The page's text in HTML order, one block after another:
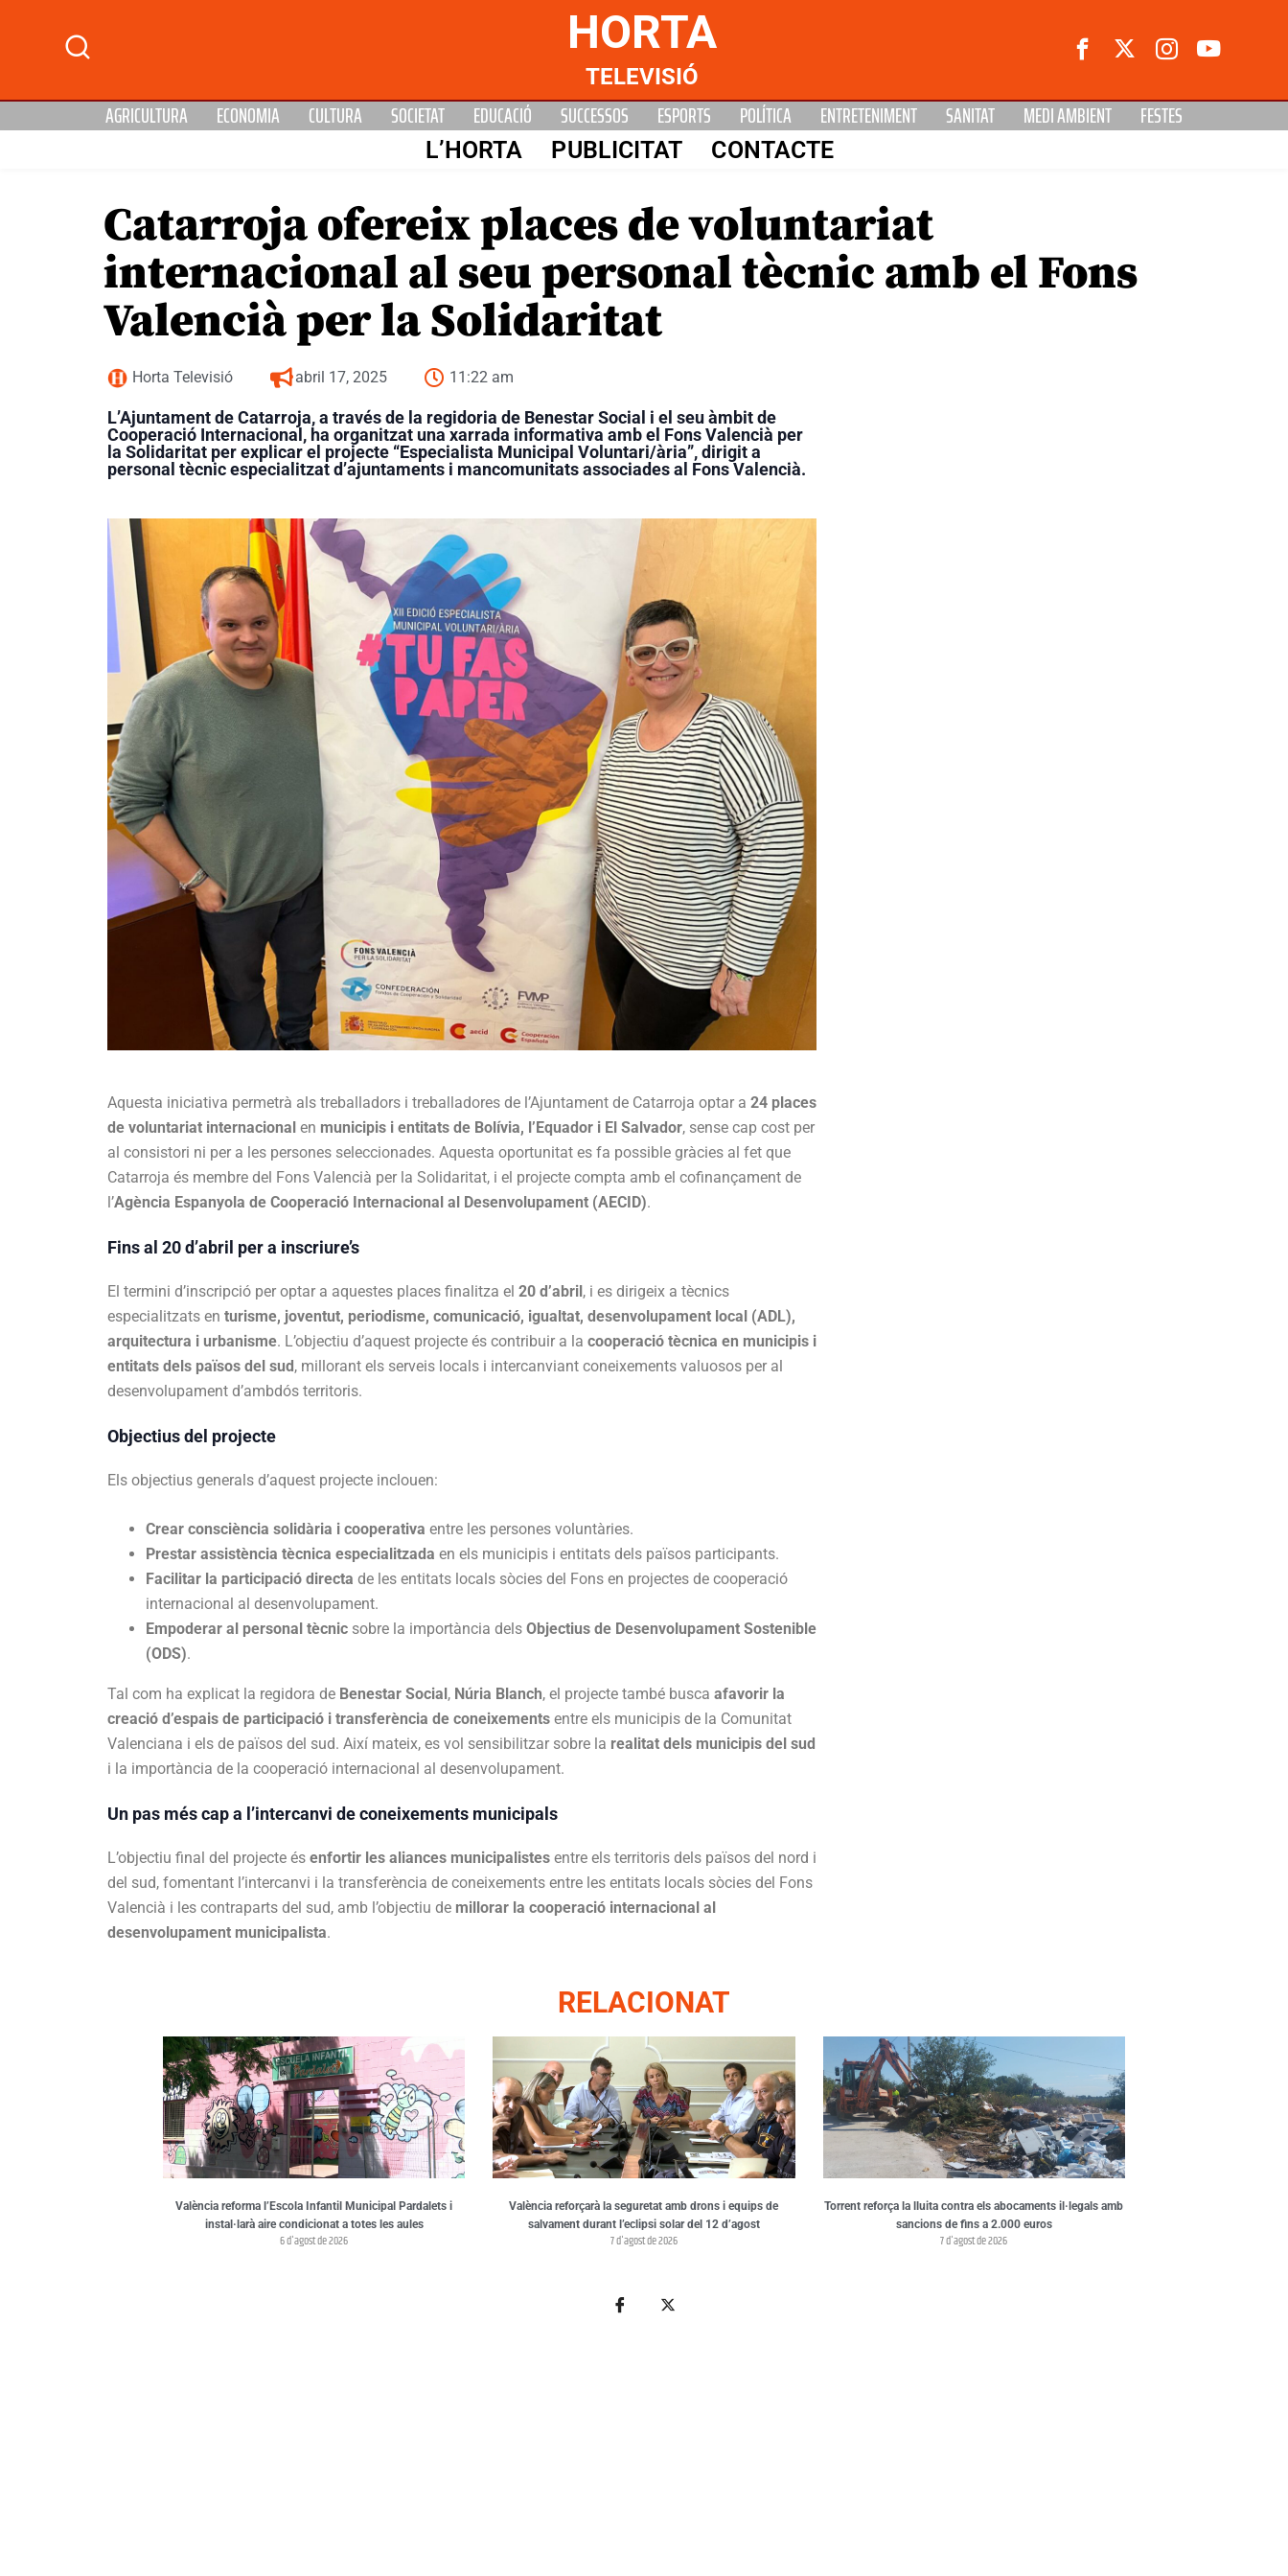
HORTA
TELEVISIÓ
AGRICULTURA ECONOMIA CULTURA SOCIETAT EDUCACIÓ SUCCESSOS ESPORTS POLÍTICA ENTRETENIMENT SANITAT MEDI AMBIENT FESTES
L’HORTA PUBLICITAT CONTACTE
Catarroja ofereix places de voluntariat
internacional al seu personal tècnic amb el Fons
Valencià per la Solidaritat
Horta Televisió abril 17, 2025 11:22 am
L’Ajuntament de Catarroja, a través de la regidoria de Benestar Social i el seu àmbit de
Cooperació Internacional, ha organitzat una xarrada informativa amb el Fons Valencià per
la Solidaritat per explicar el projecte “Especialista Municipal Voluntari/ària”, dirigit a
personal tècnic especialitzat d’ajuntaments i mancomunitats associades al Fons Valencià.
Aquesta iniciativa permetrà als treballadors i treballadores de l’Ajuntament de Catarroja optar a 24 places
de voluntariat internacional en municipis i entitats de Bolívia, l’Equador i El Salvador, sense cap cost per
al consistori ni per a les persones seleccionades. Aquesta oportunitat es fa possible gràcies al fet que
Catarroja és membre del Fons Valencià per la Solidaritat, i el projecte compta amb el cofinançament de
l’Agència Espanyola de Cooperació Internacional al Desenvolupament (AECID).
Fins al 20 d’abril per a inscriure’s
El termini d’inscripció per optar a aquestes places finalitza el 20 d’abril, i es dirigeix a tècnics
especialitzats en turisme, joventut, periodisme, comunicació, igualtat, desenvolupament local (ADL),
arquitectura i urbanisme. L’objectiu d’aquest projecte és contribuir a la cooperació tècnica en municipis i
entitats dels països del sud, millorant els serveis locals i intercanviant coneixements valuosos per al
desenvolupament d’ambdós territoris.
Objectius del projecte
Els objectius generals d’aquest projecte inclouen:
Crear consciència solidària i cooperativa entre les persones voluntàries.
Prestar assistència tècnica especialitzada en els municipis i entitats dels països participants.
Facilitar la participació directa de les entitats locals sòcies del Fons en projectes de cooperació
internacional al desenvolupament.
Empoderar al personal tècnic sobre la importància dels Objectius de Desenvolupament Sostenible
(ODS).
Tal com ha explicat la regidora de Benestar Social, Núria Blanch, el projecte també busca afavorir la
creació d’espais de participació i transferència de coneixements entre els municipis de la Comunitat
Valenciana i els de països del sud. Així mateix, es vol sensibilitzar sobre la realitat dels municipis del sud
i la importància de la cooperació internacional al desenvolupament.
Un pas més cap a l’intercanvi de coneixements municipals
L’objectiu final del projecte és enfortir les aliances municipalistes entre els territoris dels països del nord i
del sud, fomentant l’intercanvi i la transferència de coneixements entre les entitats locals sòcies del Fons
Valencià i les contraparts del sud, amb l’objectiu de millorar la cooperació internacional al
desenvolupament municipalista.
RELACIONAT
València reforma l’Escola Infantil Municipal Pardalets i
instal·larà aire condicionat a totes les aules
6 d'agost de 2026
València reforçarà la seguretat amb drons i equips de
salvament durant l’eclipsi solar del 12 d’agost
7 d'agost de 2026
Torrent reforça la lluita contra els abocaments il·legals amb
sancions de fins a 2.000 euros
7 d'agost de 2026